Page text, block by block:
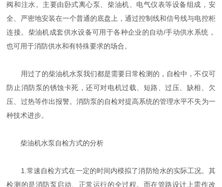
阀和注水。主要由卧式离心泵、柴油机、电气仪表等设备组成，安
全、严密地安装在一个普通的底盘上，通过控制线和信号线与电控柜
连接。柴油机成套供水设备可用于各种企业的自动/手动供水系统，
也可用于消防供水和有特殊要求的场合。
用过了的柴油机水泵我们都是需要日常检测的，自检中，不仅可
防止消防泵的锈蚀卡死，还可对电机过载、短路、过压、缺相、欠
压、过热等作出报警。消防泵的自检对提高系统的管理水平不失为一
种技术进步。
柴油机水泵自检方式的分析
1.常速自检方式在一定的时间内模拟了消防给水的实际工况。其
检测的是消防泵启动、正常运行的全过程。而在管路设计上需作改